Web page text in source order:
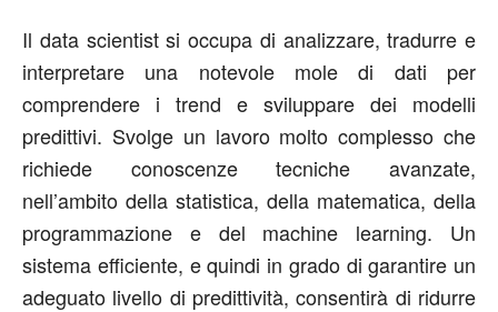
Il data scientist si occupa di analizzare, tradurre e
interpretare una notevole mole di dati per
comprendere i trend e sviluppare dei modelli
predittivi. Svolge un lavoro molto complesso che
richiede conoscenze tecniche avanzate,
nell’ambito della statistica, della matematica, della
programmazione e del machine learning. Un
sistema efficiente, e quindi in grado di garantire un
adeguato livello di predittività, consentirà di ridurre